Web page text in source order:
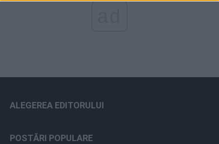
ALEGEREA EDITORULUI
POSTĂRI POPULARE